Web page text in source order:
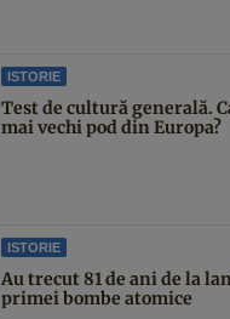
ISTORIE
Test de cultură generală.
mai vechi pod din Europa?
ISTORIE
Au trecut 81 de ani de la
primei bombe atomice